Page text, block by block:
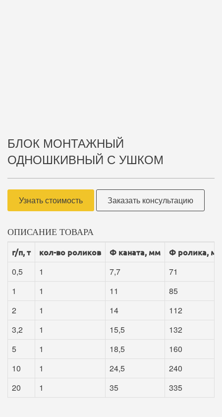
БЛОК МОНТАЖНЫЙ
ОДНОШКИВНЫЙ С УШКОМ
Узнать стоимость Заказать консультацию
ОПИСАНИЕ ТОВАРА
г/п, т кол-во роликов Ф каната, мм Ф ролика, мм
0,5 1 7,7
71
1
1 11
85
2
1 14
112
3,2
1 15,5
132
5
1 18,5
160
10
1 24,5
240
20
1 35 335